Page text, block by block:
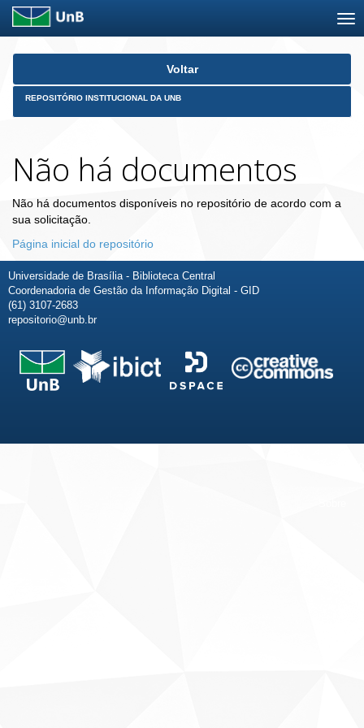
Skip
Voltar
REPOSITÓRIO INSTITUCIONAL DA UNB
Não há documentos
Não há documentos disponíveis no repositório de acordo com a
sua solicitação.
Página inicial do repositório
Universidade de Brasília - Biblioteca Central
Coordenadoria de Gestão da Informação Digital - GID
(61) 3107-2683
repositorio@unb.br